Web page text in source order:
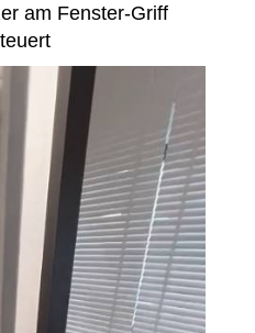
am Fenster-Griff